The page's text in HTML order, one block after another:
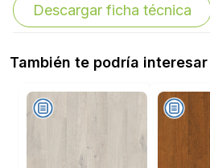
Descargar ficha técnica
También te podría interesar